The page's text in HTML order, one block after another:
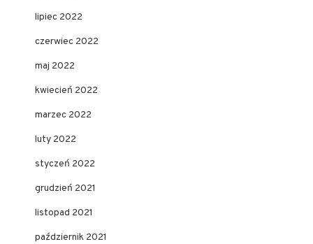
lipiec 2022
czerwiec 2022
maj 2022
kwiecień 2022
marzec 2022
luty 2022
styczeń 2022
grudzień 2021
listopad 2021
październik 2021